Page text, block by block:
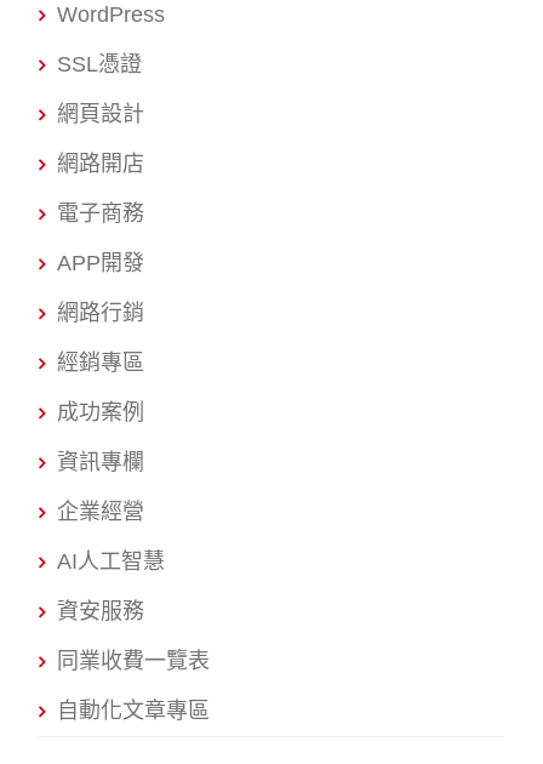
WordPress
SSL憑證
網頁設計
網路開店
電子商務
APP開發
網路行銷
經銷專區
成功案例
資訊專欄
企業經營
AI人工智慧
資安服務
同業收費一覽表
自動化文章專區